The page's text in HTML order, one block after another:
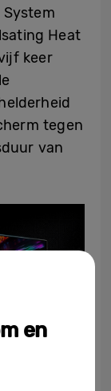
Heat
keer
tegen
van
en